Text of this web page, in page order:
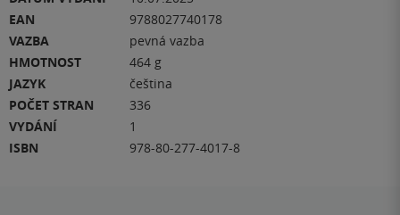
EAN
9788027740178
VAZBA
pevná vazba
HMOTNOST
464 g
JAZYK
čeština
POČET STRAN
336
VYDÁNÍ
1
ISBN
978-80-277-4017-8